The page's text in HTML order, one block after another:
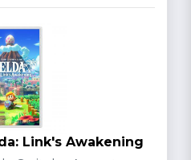
Link's Awakening